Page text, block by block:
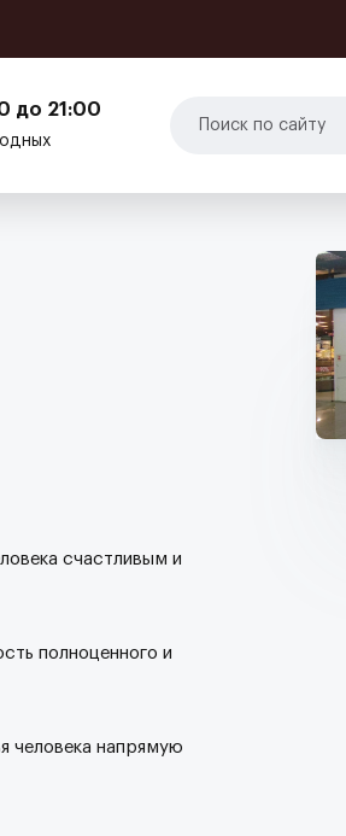
до 21:00
счастливым и
полноценного и
человека напрямую